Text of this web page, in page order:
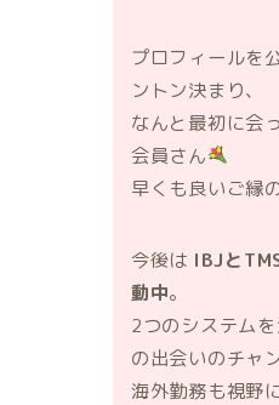
プロフィールを
ントン決まり、
なんと最初に会
会員さん
早くも良いご縁
今後は IBJと
動中。
2つのシステム
の出会いのチャ
海外勤務も視野